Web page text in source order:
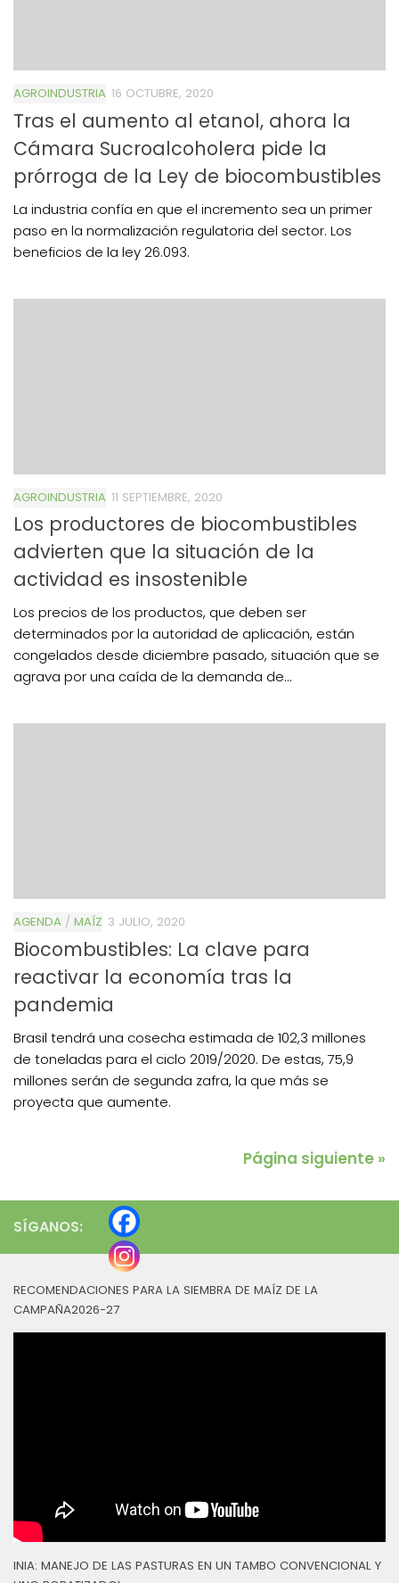
AGROINDUSTRIA 16 OCTUBRE, 2020
Tras el aumento al etanol, ahora la
Cámara Sucroalcoholera pide la
prórroga de la Ley de biocombustibles
La industria confía en que el incremento sea un primer
paso en la normalización regulatoria del sector. Los
beneficios de la ley 26.093.
AGROINDUSTRIA 11 SEPTIEMBRE, 2020
Los productores de biocombustibles
advierten que la situación de la
actividad es insostenible
Los precios de los productos, que deben ser
determinados por la autoridad de aplicación, están
congelados desde diciembre pasado, situación que se
agrava por una caída de la demanda de...
AGENDA / MAÍZ 3 JULIO, 2020
Biocombustibles: La clave para
reactivar la economía tras la
pandemia
Brasil tendrá una cosecha estimada de 102,3 millones
de toneladas para el ciclo 2019/2020. De estas, 75,9
millones serán de segunda zafra, la que más se
proyecta que aumente.
Página siguiente »
SÍGANOS:
RECOMENDACIONES PARA LA SIEMBRA DE MAÍZ DE LA
CAMPAÑA2026-27
INIA: MANEJO DE LAS PASTURAS EN UN TAMBO CONVENCIONAL Y